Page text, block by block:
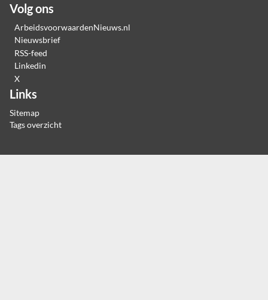
Volg ons
ArbeidsvoorwaardenNieuws.nl
Nieuwsbrief
RSS-feed
Linkedin
X
Links
Sitemap
Tags overzicht